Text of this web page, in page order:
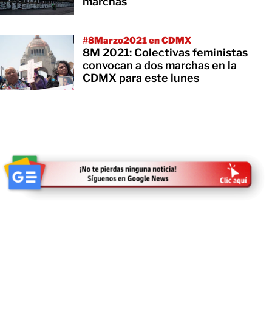
#8Marzo2021 en CDMX
8M 2021: Colectivas feministas
convocan a dos marchas en la
CDMX para este lunes